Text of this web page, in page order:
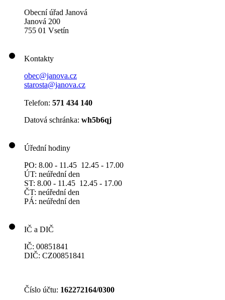
Obecní úřad Janová
Janová 200
755 01 Vsetín
Kontakty
obec@janova.cz
starosta@janova.cz
Telefon: 571 434 140
Datová schránka: wh5b6qj
Úřední hodiny
PO: 8.00 - 11.45 12.45 - 17.00
ÚT: neúřední den
ST: 8.00 - 11.45 12.45 - 17.00
ČT: neúřední den
PÁ: neúřední den
IČ a DIČ
IČ: 00851841
DIČ: CZ00851841
Číslo účtu: 162272164/0300